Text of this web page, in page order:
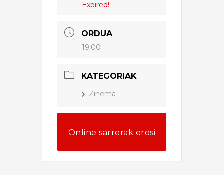
Expired!
ORDUA
19:00
KATEGORIAK
Zinema
Online sarrerak erosi